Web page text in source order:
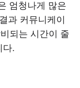
엄청나게 많은
과 커뮤니케이
되는 시간이 줄
다.